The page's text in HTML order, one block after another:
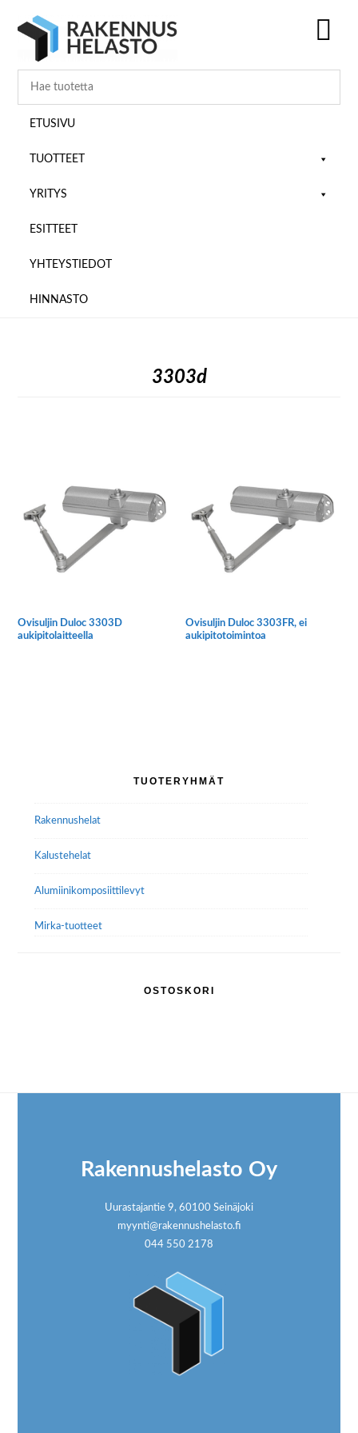
pääsisältöön
ensisijaiseen
alatunnisteeseen
ETUSIVU
TUOTTEET
YRITYS
ESITTEET
YHTEYSTIEDOT
HINNASTO
3303d
Ovisuljin Duloc 3303D
aukipitolaitteella
Ovisuljin Duloc 3303FR, ei
aukipitotoimintoa
TUOTERYHMÄT
Rakennushelat
Kalustehelat
Alumiini­komposiitti­levyt
Mirka-tuotteet
OSTOSKORI
Rakennushelasto Oy
Uurastajantie 9, 60100 Seinäjoki
myynti@rakennushelasto.fi
044 550 2178